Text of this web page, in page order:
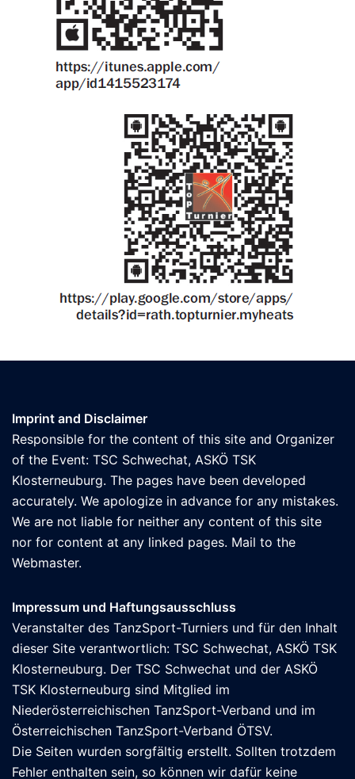
Imprint and Disclaimer
Responsible for the content of this site and Organizer
of the Event: TSC Schwechat, ASKÖ TSK
Klosterneuburg. The pages have been developed
accurately. We apologize in advance for any mistakes.
We are not liable for neither any content of this site
nor for content at any linked pages. Mail to the
Webmaster.
Impressum und Haftungsausschluss
Veranstalter des TanzSport-Turniers und für den Inhalt
dieser Site verantwortlich: TSC Schwechat, ASKÖ TSK
Klosterneuburg. Der TSC Schwechat und der ASKÖ
TSK Klosterneuburg sind Mitglied im
Niederösterreichischen TanzSport-Verband und im
Österreichischen TanzSport-Verband ÖTSV.
Die Seiten wurden sorgfältig erstellt. Sollten trotzdem
Fehler enthalten sein, so können wir dafür keine